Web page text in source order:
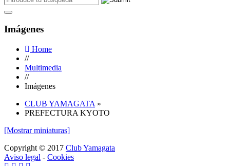
Imágenes
Home
//
Multimedia
//
Imágenes
CLUB YAMAGATA »
PREFECTURA KYOTO
[Mostrar miniaturas]
Copyright © 2017 Club Yamagata
Aviso legal - Cookies